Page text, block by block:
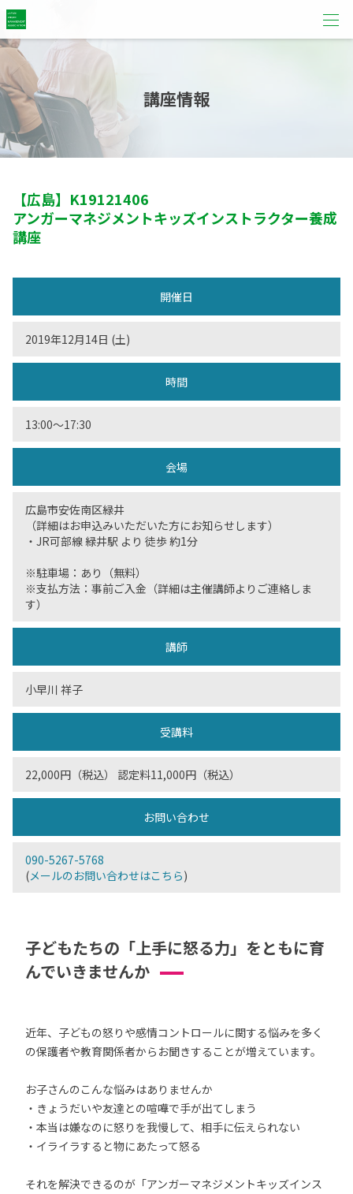
講座情報
【広島】 K19121406
アンガーマネジメントキッズインストラクター養成
講座
開催日
2019年12月14日 (土)
時間
13:00〜17:30
会場
広島市安佐南区緑井
（詳細はお申込みいただいた方にお知らせします）
・JR可部線 緑井駅 より 徒歩 約1分
※駐車場：あり（無料）
※支払方法：事前ご入金（詳細は主催講師よりご連絡しま
す）
講師
小早川 祥子
受講料
22,000円（税込） 認定料11,000円（税込）
お問い合わせ
090-5267-5768
(メールのお問い合わせはこちら)
子どもたちの「上手に怒る力」をともに育
んでいきませんか
近年、子どもの怒りや感情コントロールに関する悩みを多く
の保護者や教育関係者からお聞きすることが増えています。
お子さんのこんな悩みはありませんか
・きょうだいや友達との喧嘩で手が出てしまう
・本当は嫌なのに怒りを我慢して、相手に伝えられない
・イライラすると物にあたって怒る
それを解決できるのが「アンガーマネジメントキッズインス